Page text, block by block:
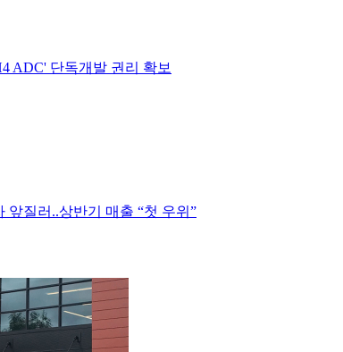
ADC' 단독개발 권리 확보
앞질러..상반기 매출 “첫 우위”